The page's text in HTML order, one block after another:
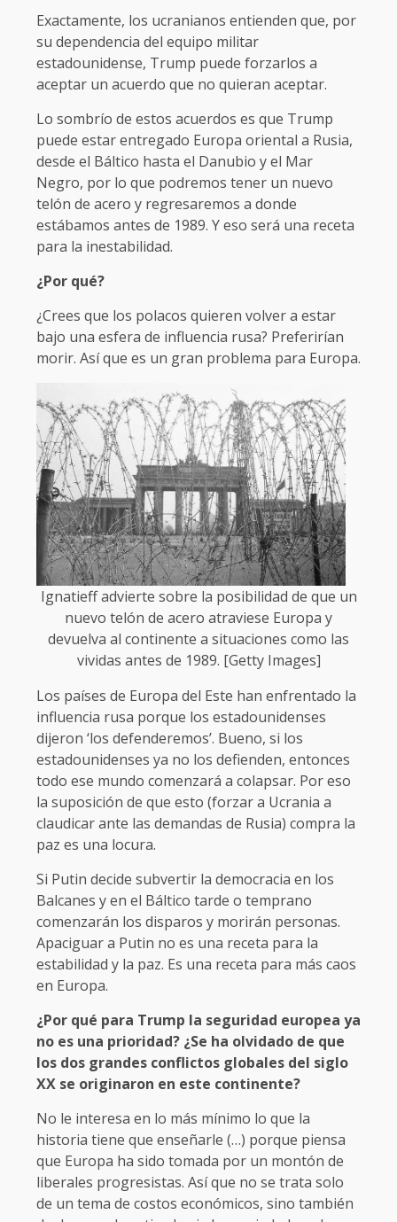
Exactamente, los ucranianos entienden que, por
su dependencia del equipo militar
estadounidense, Trump puede forzarlos a
aceptar un acuerdo que no quieran aceptar.
Lo sombrío de estos acuerdos es que Trump
puede estar entregado Europa oriental a Rusia,
desde el Báltico hasta el Danubio y el Mar
Negro, por lo que podremos tener un nuevo
telón de acero y regresaremos a donde
estábamos antes de 1989. Y eso será una receta
para la inestabilidad.
¿Por qué?
¿Crees que los polacos quieren volver a estar
bajo una esfera de influencia rusa? Preferirían
morir. Así que es un gran problema para Europa.
Ignatieff advierte sobre la posibilidad de que un
nuevo telón de acero atraviese Europa y
devuelva al continente a situaciones como las
vividas antes de 1989. [Getty Images]
Los países de Europa del Este han enfrentado la
influencia rusa porque los estadounidenses
dijeron ‘los defenderemos’. Bueno, si los
estadounidenses ya no los defienden, entonces
todo ese mundo comenzará a colapsar. Por eso
la suposición de que esto (forzar a Ucrania a
claudicar ante las demandas de Rusia) compra la
paz es una locura.
Si Putin decide subvertir la democracia en los
Balcanes y en el Báltico tarde o temprano
comenzarán los disparos y morirán personas.
Apaciguar a Putin no es una receta para la
estabilidad y la paz. Es una receta para más caos
en Europa.
¿Por qué para Trump la seguridad europea ya
no es una prioridad? ¿Se ha olvidado de que
los dos grandes conflictos globales del siglo
XX se originaron en este continente?
No le interesa en lo más mínimo lo que la
historia tiene que enseñarle (…) porque piensa
que Europa ha sido tomada por un montón de
liberales progresistas. Así que no se trata solo
de un tema de costos económicos, sino también